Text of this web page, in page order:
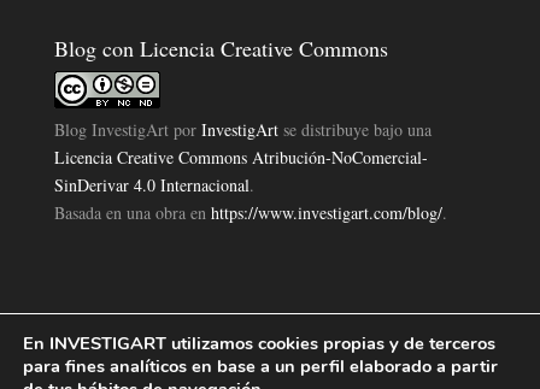
Blog con Licencia Creative Commons
Blog InvestigArtpor InvestigArtse distribuye bajo una
Licencia Creative Commons Atribución-NoComercial-
SinDerivar 4.0 Internacional.
Basada en una obra en https://www.investigart.com/blog/.
Política de Privacidad|Aviso Legal|Política de Cookies|
En INVESTIGART utilizamos cookies propias y de terceros
para fines analíticos en base a un perfil elaborado a partir